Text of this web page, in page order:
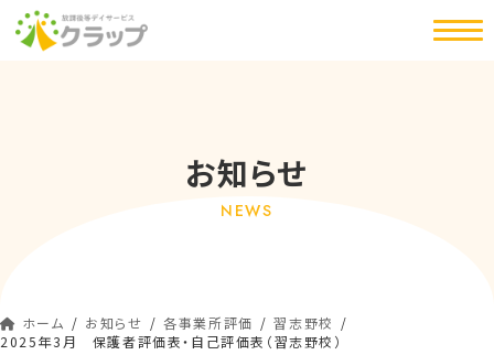
ン
ビ
お知らせ
NEWS
ホーム お知らせ 各事業所評価
習志野校
2025年3月 保護者評価表・自己評価表（習志野校）